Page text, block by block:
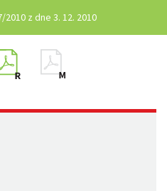
2010 z dne 3. 12. 2010